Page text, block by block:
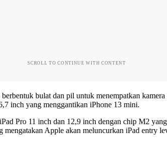
SCROLL TO CONTINUE WITH CONTENT
bulat dan pil untuk menempatkan
inch yang menggantikan iPhone 13 mini.
Pro 11 inch dan 12,9 inch dengan chip M2
Apple akan meluncurkan iPad entry